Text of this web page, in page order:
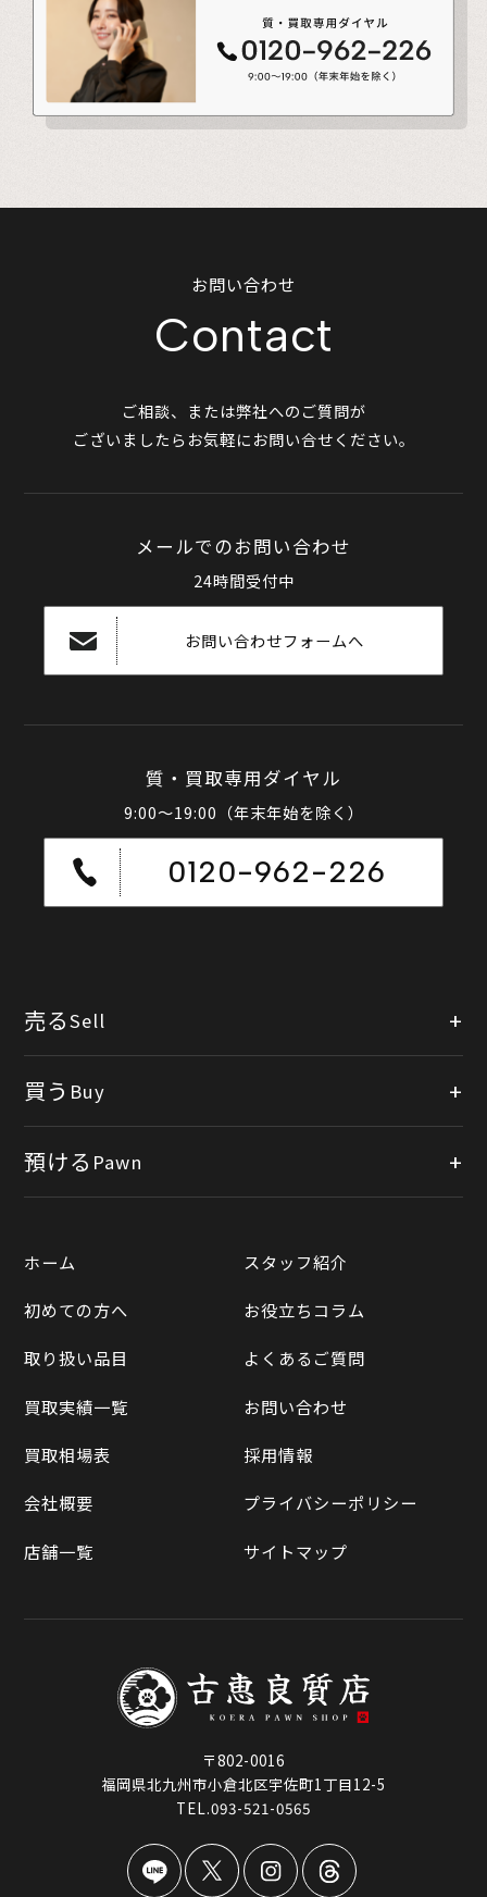
お問い合わせ
Contact
ご相談、または弊社へのご質問が
ございましたらお気軽にお問い合せください。
メールでのお問い合わせ
24時間受付中
お問い合わせフォームへ
質・買取専用ダイヤル
9:00～19:00（年末年始を除く）
0120-962-226
売るSell
店頭買取
宅配買取
LINE査定
買取実績一覧
買取相場表
買う Buy
公式オンラインショップ
Yahooショッピング
Yahoo!オークション
メルカリ
ラクマ
預ける Pawn
ホーム
初めての方へ
取り扱い品目
買取実績一覧
買取相場表
会社概要
店舗一覧
スタッフ紹介
お役立ちコラム
よくあるご質問
お問い合わせ
採用情報
プライバシーポリシー
サイトマップ
〒802-0016
福岡県北九州市小倉北区宇佐町1丁目12-5
TEL.093-521-0565